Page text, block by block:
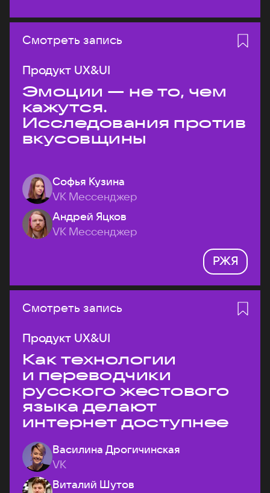
Смотреть запись
Продукт UX&UI
Эмоции — не то, чем
кажутся.
Исследования против
вкусовщины
Софья Кузина
VK Мессенджер
Андрей Яцков
VK Мессенджер
РЖЯ
Смотреть запись
Продукт UX&UI
Как технологии
и переводчики
русского жестового
языка делают
интернет доступнее
Василина Дрогичинская
VK
Виталий Шутов